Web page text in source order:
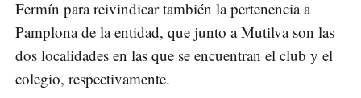
Fermín para reivindicar también la pertenencia a
Pamplona de la entidad, que junto a Mutilva son las
dos localidades en las que se encuentran el club y el
colegio, respectivamente.